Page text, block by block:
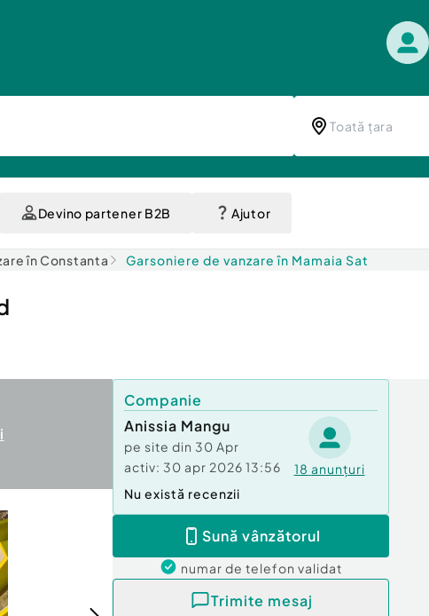
Devino partener B2B Ajutor
în Constanta Garsoniere de vanzare în Mamaia Sat
Companie
Anissia Mangu
pe site din 30 Apr
activ: 30 apr 2026 13:56 18 anunțuri
Nu există recenzii
Sună vânzătorul
numar de telefon validat
Trimite mesaj